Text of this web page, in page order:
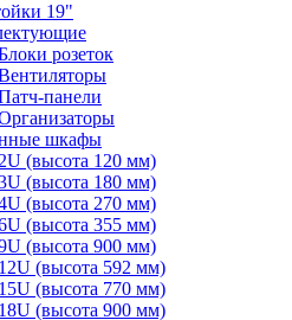
19"
розеток
панели
шкафы
2U (высота 120 мм)
(высота 180 мм)
(высота 270 мм)
(высота 355 мм)
(высота 900 мм)
12U (высота 592 мм)
15U (высота 770 мм)
18U (высота 900 мм)